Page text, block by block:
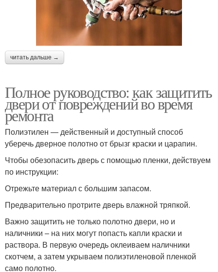
читать дальше →
Полное руководство: как защитить
двери от повреждений во время
ремонта
Полиэтилен — действенный и доступный способ
уберечь дверное полотно от брызг краски и царапин.
Чтобы обезопасить дверь с помощью пленки, действуем
по инструкции:
Отрежьте материал с большим запасом.
Предварительно протрите дверь влажной тряпкой.
Важно защитить не только полотно двери, но и
наличники – на них могут попасть капли краски и
раствора. В первую очередь оклеиваем наличники
скотчем, а затем укрываем полиэтиленовой пленкой
само полотно.